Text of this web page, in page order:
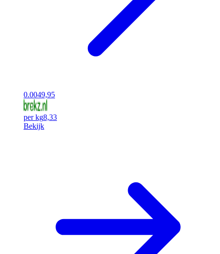
0.0049,95
per kg8,33
Bekijk